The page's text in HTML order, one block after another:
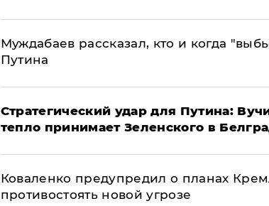
Муждабаев рассказал, кто и когда
Путина
Стратегический удар для Путина:
тепло принимает Зеленского в
Коваленко предупредил о планах
противостоять новой угрозе